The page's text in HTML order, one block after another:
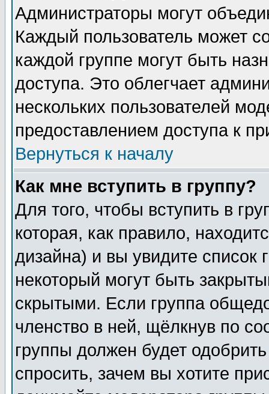
Администраторы могут
Каждый пользователь может
каждой группе могут быть
доступа. Это облегчает
нескольких пользователей
предоставлением доступа к
Вернуться к началу
Как мне вступить в группу?
Для того, чтобы вступить в
которая, как правило,
дизайна) и вы увидите список
некоторый могут быть
скрытыми. Если группа
членство в ней, щёлкнув по
группы должен будет
спросить, зачем вы хотите